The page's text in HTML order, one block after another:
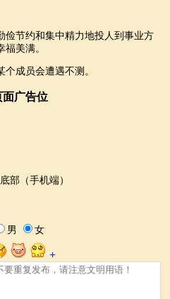
俭节约和集中精力地投人到事业方
美满。
成员会遭遇不测。
面广告位
部（手机端）